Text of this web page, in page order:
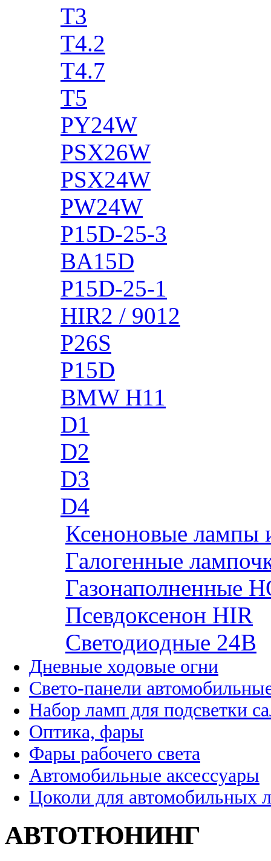
T3
T4.2
T4.7
T5
PY24W
PSX26W
PSX24W
PW24W
P15D-25-3
BA15D
P15D-25-1
HIR2 / 9012
P26S
P15D
BMW H11
D1
D2
D3
D4
Ксеноновые лампы
Галогенные
Газонаполненные
Псевдоксенон HIR
Cветодиодные 24B
Дневные ходовые огни
Свето-панели
Набор ламп для подсветки
Оптика, фары
Фары рабочего света
Автомобильные аксессуары
Цоколи для автомобильных
АВТОТЮНИНГ